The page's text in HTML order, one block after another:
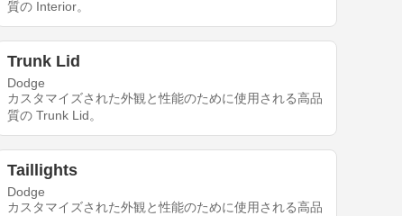
質の Interior。
Trunk Lid
Dodge
カスタマイズされた外観と性能のために使用される高品
質の Trunk Lid。
Taillights
Dodge
カスタマイズされた外観と性能のために使用される高品